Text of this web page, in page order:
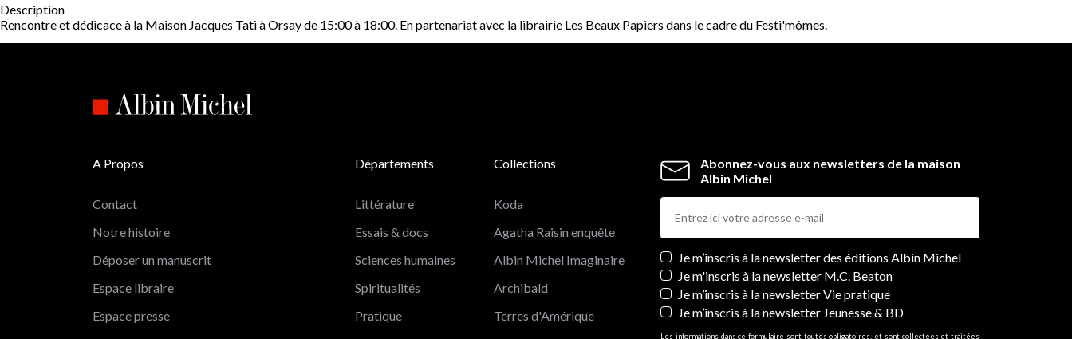
Description
Rencontre et dédicace à la Maison Jacques Tati à Orsay de 15:00 à 18:00. En partenariat avec la librairie Les Beaux Papiers dans le cadre du Festi'mômes.
Abonnez-vous aux newsletters de la maison
Albin Michel
Newsletters
Je m’inscris à la newsletter des éditions Albin Michel
Je m'inscris à la newsletter M.C. Beaton
Je m’inscris à la newsletter Vie pratique
Je m’inscris à la newsletter Jeunesse & BD
Les informations dans ce formulaire sont toutes obligatoires, et sont collectées et traitées
A Propos
Contact
Notre histoire
Déposer un manuscrit
Espace libraire
Espace presse
Départements
Littérature
Essais & docs
Sciences humaines
Spiritualités
Pratique
Collections
Koda
Agatha Raisin enquête
Albin Michel Imaginaire
Archibald
Terres d'Amérique